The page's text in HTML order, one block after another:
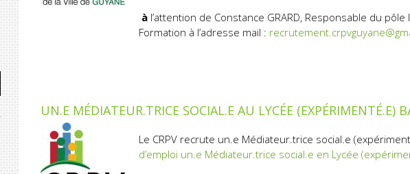
à l’attention de Constance GRARD, Responsable du
Formation à l’adresse mail :
UN.E MÉDIATEUR.TRICE SOCIAL.E AU LYCÉE (EXPÉRIMENTÉ.E)
Le CRPV recrute un.e Médiateur.trice social.e
d’emploi un.e Médiateur.trice social.e en Lycée